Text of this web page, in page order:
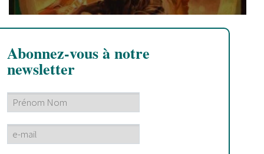
Abonnez-vous à notre
newsletter